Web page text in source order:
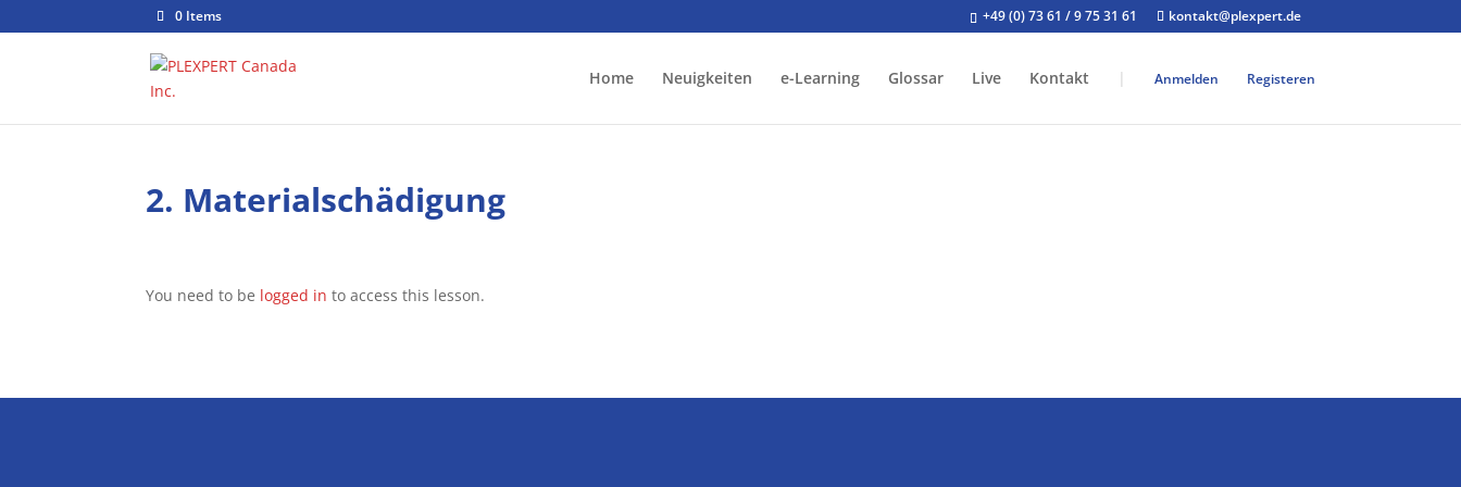
+49 (0) 73 61 / 9 75 31 61 kontakt@plexpert.de
0 Items
Home Neuigkeiten e-Learning Glossar Live Kontakt | Anmelden Registeren
2. Materialschädigung
You need to be logged in to access this lesson.